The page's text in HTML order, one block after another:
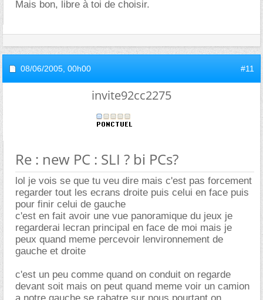
Mais bon, libre à toi de choisir.
08/06/2005, 00h00 #11
invite92cc2275
Re : new PC : SLI ? bi PCs?
lol je vois se que tu veu dire mais c'est pas forcement
regarder tout les ecrans droite puis celui en face puis
pour finir celui de gauche
c'est en fait avoir une vue panoramique du jeux je
regarderai lecran principal en face de moi mais je
peux quand meme percevoir lenvironnement de
gauche et droite
c'est un peu comme quand on conduit on regarde
devant soit mais on peut quand meme voir un camion